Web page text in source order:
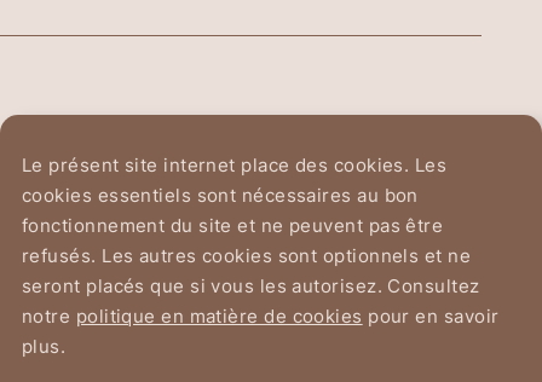
Saint-Sépulcre de Jérusalem
Avenue du Chant d'Oiseau 2
1150 Bruxelles
Le présent site internet place des cookies. Les
cookies essentiels sont nécessaires au bon
fonctionnement du site et ne peuvent pas être
refusés. Les autres cookies sont optionnels et ne
seront placés que si vous les autorisez. Consultez
notre politique en matière de cookies pour en savoir
plus.